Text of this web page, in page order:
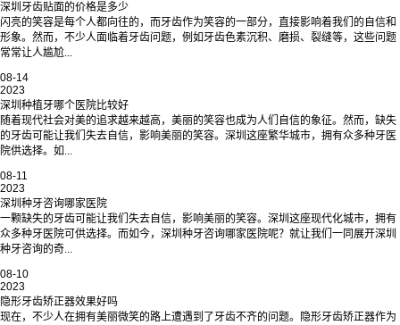
深圳牙齿贴面的价格是多少
闪亮的笑容是每个人都向往的，而牙齿作为笑容的一部分，直接影响着我们的自信和
形象。然而，不少人面临着牙齿问题，例如牙齿色素沉积、磨损、裂缝等，这些问题
常常让人尴尬...
08-14
2023
深圳种植牙哪个医院比较好
随着现代社会对美的追求越来越高，美丽的笑容也成为人们自信的象征。然而，缺失
的牙齿可能让我们失去自信，影响美丽的笑容。深圳这座繁华城市，拥有众多种牙医
院供选择。如...
08-11
2023
深圳种牙咨询哪家医院
一颗缺失的牙齿可能让我们失去自信，影响美丽的笑容。深圳这座现代化城市，拥有
众多种牙医院可供选择。而如今，深圳种牙咨询哪家医院呢？就让我们一同展开深圳
种牙咨询的奇...
08-10
2023
隐形牙齿矫正器效果好吗
现在，不少人在拥有美丽微笑的路上遭遇到了牙齿不齐的问题。隐形牙齿矫正器作为